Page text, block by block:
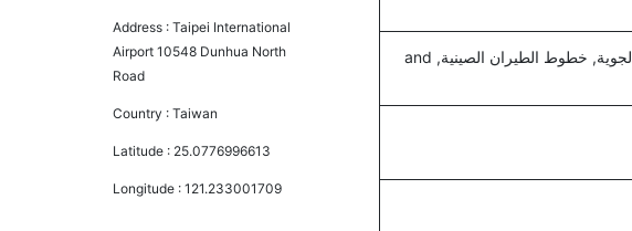
كاثي باسيفيك, دراغون للطيران, شركة إيفا, نورث ترانس للملاحة الجوية, خطوط الطيران الصينية, and
Address :Taipei International
Airport 10548 Dunhua North
Road
Country :Taiwan
Latitude : 25.0776996613
Longitude :121.233001709